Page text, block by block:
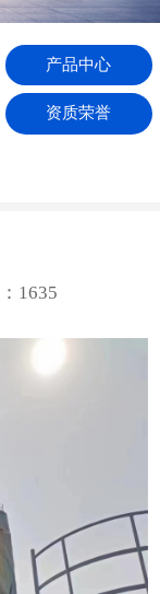
质荣誉
我们
产品中心
资质荣誉
1635